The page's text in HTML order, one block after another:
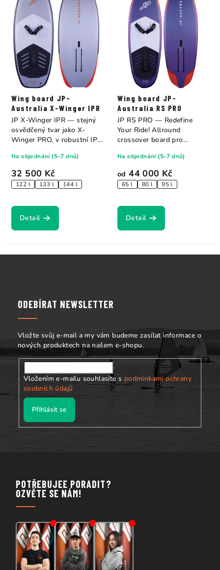
Wing board JP-
Australia X-Winger IPR
32 500 Kč
122 l 133 l 144 l
Na objednání (5–7 dnů)
Detail
JP X-Winger IPR — stejný
osvědčený tvar jako X-
Winger PRO, v robustní IPR
Wing board JP-
Australia RS PRO
od 44 000 Kč
65 l 80 l 95 l
Na objednání (5–7 dnů)
Detail
JP RS PRO — Redefine
Your Ride! Allround
crossover board pro
para...
ODEBÍRAT NEWSLETTER
Vložte svůj e-mail a my vám budeme zasílat informace o
nových produktech na našem e-shopu.
Vložením e-mailu souhlasíte s podmínkami ochrany
osobních údajů
Přihlásit se
POTŘEBUJEE PORADIT?
OZVĚTE SE NÁM!